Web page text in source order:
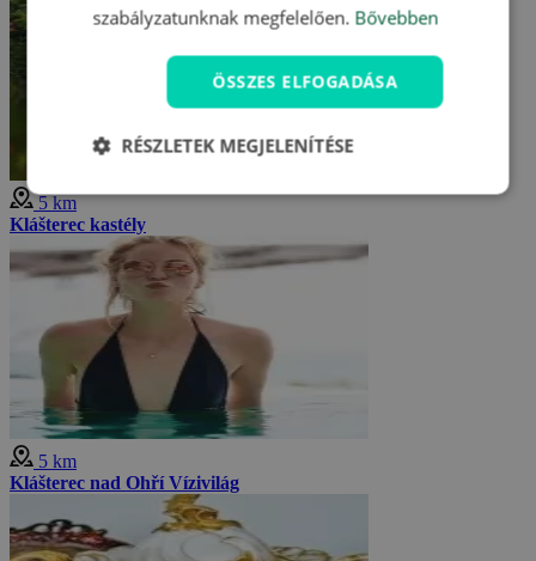
5 km
Klášterec kastély
5 km
Klášterec nad Ohří Vízivilág
szabályzatunknak megfelelően. Bővebben
ÖSSZES ELFOGADÁSA
RÉSZLETEK MEGJELENÍTÉSE